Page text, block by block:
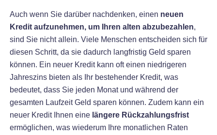
Auch wenn Sie darüber nachdenken, einen neuen
Kredit aufzunehmen, um Ihren alten abzubezahlen,
sind Sie nicht allein. Viele Menschen entscheiden sich für
diesen Schritt, da sie dadurch langfristig Geld sparen
können. Ein neuer Kredit kann oft einen niedrigeren
Jahreszins bieten als Ihr bestehender Kredit, was
bedeutet, dass Sie jeden Monat und während der
gesamten Laufzeit Geld sparen können. Zudem kann ein
neuer Kredit Ihnen eine längere Rückzahlungsfrist
ermöglichen, was wiederum Ihre monatlichen Raten